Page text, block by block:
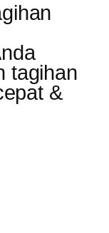
tagihan
&